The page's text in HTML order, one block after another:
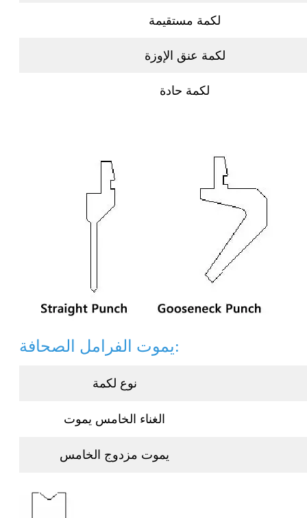
لكمة مستقيمة
لكمة عنق الإوزة
لكمة حادة
يموت الفرامل الصحافة:
نوع لكمة
الغناء الخامس يموت
يموت مزدوج الخامس